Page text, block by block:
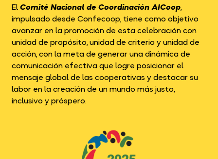
ElComité Nacional de Coordinación AICoop,
impulsado desde Confecoop, tiene como objetivo
avanzar en la promoción de esta celebración con
unidad de propósito, unidad de criterio y unidad de
acción, con la meta de generar una dinámica de
comunicación efectiva que logre posicionar el
mensaje global de las cooperativas y destacar su
labor en la creación de un mundo más justo,
inclusivo y próspero.